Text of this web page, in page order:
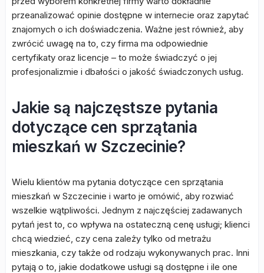
przeanalizować opinie dostępne w internecie oraz zapytać
znajomych o ich doświadczenia. Ważne jest również, aby
zwrócić uwagę na to, czy firma ma odpowiednie
certyfikaty oraz licencje – to może świadczyć o jej
profesjonalizmie i dbałości o jakość świadczonych usług.
Jakie są najczęstsze pytania
dotyczące cen sprzątania
mieszkań w Szczecinie?
Wielu klientów ma pytania dotyczące cen sprzątania
mieszkań w Szczecinie i warto je omówić, aby rozwiać
wszelkie wątpliwości. Jednym z najczęściej zadawanych
pytań jest to, co wpływa na ostateczną cenę usługi; klienci
chcą wiedzieć, czy cena zależy tylko od metrażu
mieszkania, czy także od rodzaju wykonywanych prac. Inni
pytają o to, jakie dodatkowe usługi są dostępne i ile one